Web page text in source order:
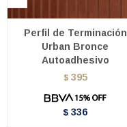
Perfil de Terminación
Urban Bronce
Autoadhesivo
$ 395
$ 336